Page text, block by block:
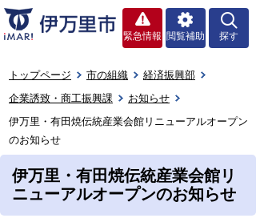
緊急情報 閲覧補助 探す
トップページ 市の組織
経済振興部
企業誘致・商工振興課
お知らせ
伊万里・有田焼伝統産業会館リニューアルオープン
のお知らせ
伊万里・有田焼伝統産業会館リ
ニューアルオープンのお知らせ